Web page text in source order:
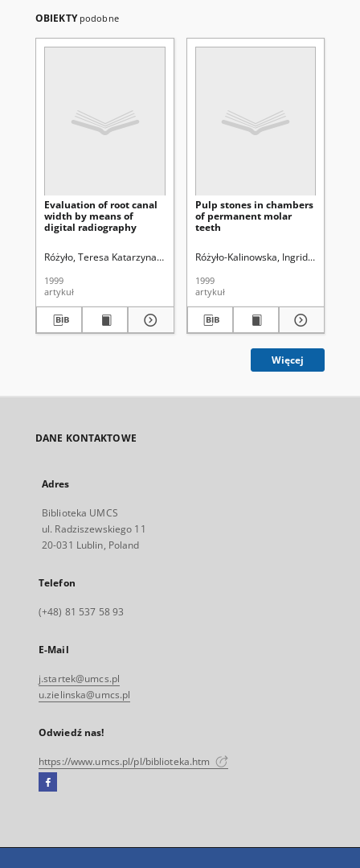
OBIEKTY podobne
Evaluation of root canal
width by means of
digital radiography
Różyło, Teresa Katarzyna (1947- ). Różyło-Kalinowska, Ingrid.
1999
artykuł
Pulp stones in chambers
of permanent molar
teeth
Różyło-Kalinowska, Ingrid. Różyło,
1999
artykuł
Więcej
DANE KONTAKTOWE
Adres
Biblioteka UMCS
ul. Radziszewskiego 11
20-031 Lublin, Poland
Telefon
(+48) 81 537 58 93
E-Mail
j.startek@umcs.pl
u.zielinska@umcs.pl
Odwiedź nas!
https://www.umcs.pl/pl/biblioteka.htm
Facebook
się